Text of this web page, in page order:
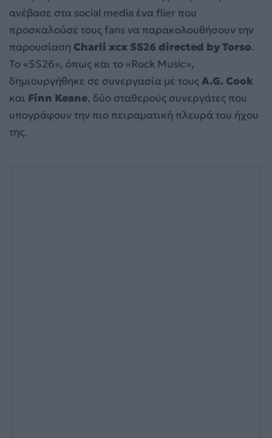
ανέβασε στα social media ένα flier που
προσκαλούσε τους fans να παρακολουθήσουν την
παρουσίαση Charli xcx SS26 directed by Torso.
Το «SS26», όπως και το «Rock Music»,
δημιουργήθηκε σε συνεργασία με τουςA.G. Cook
και Finn Keane, δύο σταθερούς συνεργάτες που
υπογράφουν την πιο πειραματική πλευρά του ήχου
της.